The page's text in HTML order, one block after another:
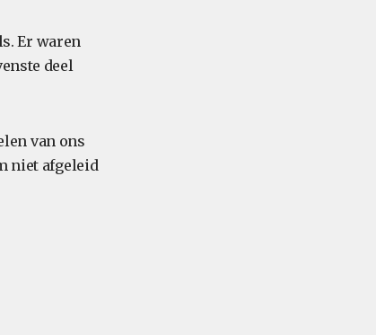
Er waren
deel
van ons
niet afgeleid